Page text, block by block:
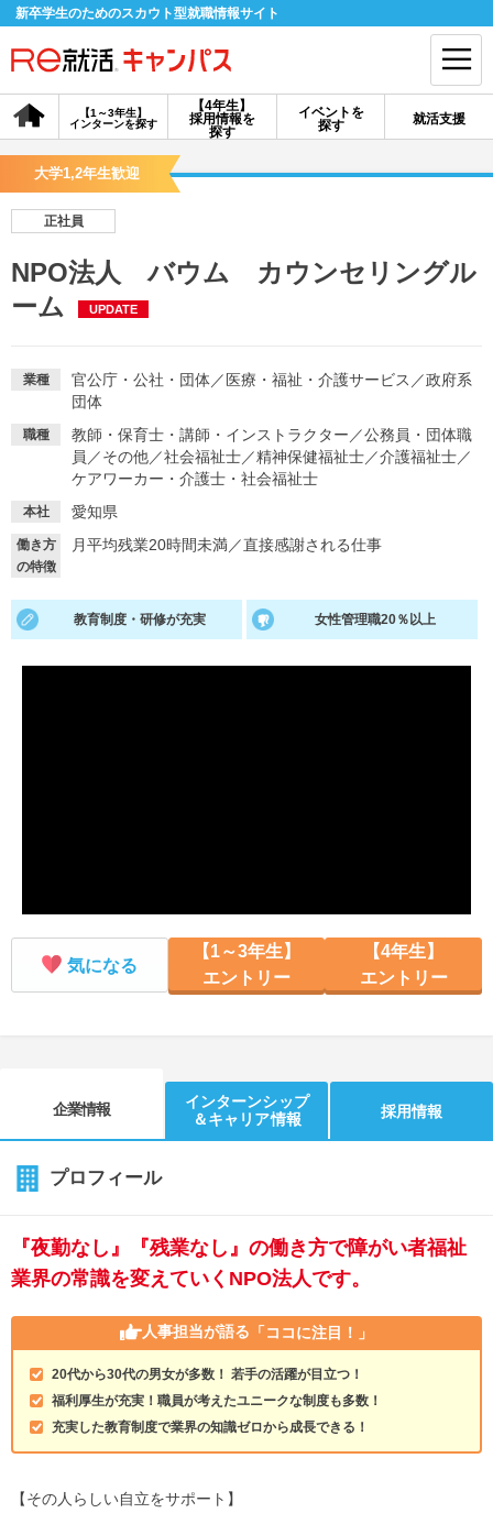
新卒学生のためのスカウト型就職情報サイト
【4年生】
採用情報を
探す
【1～3年生】
インターンを探す
イベントを
探す
就活支援
会員登録 ログイン
探す
【4年生】
イベントを探す
就活ノウハウ・サポート
適職診断 就活チャンネル
大学1,2年生歓迎
正社員
NPO法人 バウム カウンセリングル
ーム
UPDATE
業種 官公庁・公社・団体／ 医療・福祉・介護サービス ／政府系
団体
職種 教師・保育士・講師・インストラクター ／公務員・団体職
員 ／その他／社会福祉士／精神保健福祉士／介護福祉士／
ケアワーカー・介護士・社会福祉士
本社 愛知県
働き方
の特徴
月平均残業20時間未満／直接感謝される仕事
教育制度・研修が充実 女性管理職20％以上
気になる
【1～3年生】
エントリー
【4年生】
エントリー
企業情報
インターンシップ
＆キャリア情報
採用情報
プロフィール
『夜勤なし』『残業なし』の働き方で障がい者福祉
業界の常識を変えていくNPO法人です。
人事担当が語る 「ココに注目！」
20代から30代の男女が多数！ 若手の活躍が目立つ！
福利厚生が充実！職員が考えたユニークな制度も多数！
充実した教育制度で業界の知識ゼロから成長できる！
【その人らしい自立をサポート】